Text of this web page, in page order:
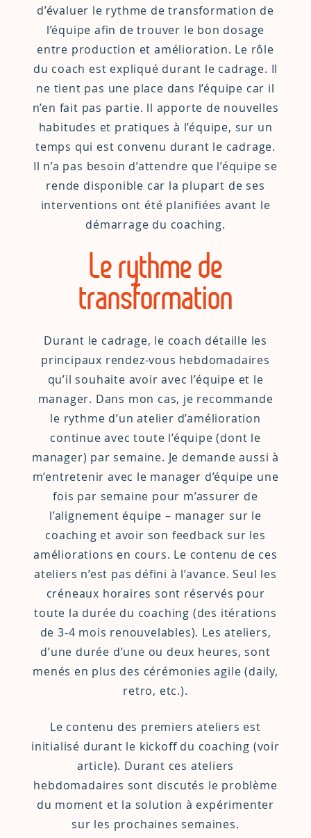
d’évaluer le rythme de transformation de
l’équipe afin de trouver le bon dosage
entre production et amélioration. Le rôle
du coach est expliqué durant le cadrage. Il
ne tient pas une place dans l’équipe car il
n’en fait pas partie. ll apporte de nouvelles
habitudes et pratiques à l’équipe, sur un
temps qui est convenu durant le cadrage.
Il n’a pas besoin d’attendre que l’équipe se
rende disponible car la plupart de ses
interventions ont été planifiées avant le
démarrage du coaching.
Le rythme de
transformation
Durant le cadrage, le coach détaille les
principaux rendez-vous hebdomadaires
qu’il souhaite avoir avec l’équipe et le
manager. Dans mon cas, je recommande
le rythme d’un atelier d’amélioration
continue avec toute l’équipe (dont le
manager) par semaine. Je demande aussi à
m’entretenir avec le manager d’équipe une
fois par semaine pour m’assurer de
l’alignement équipe – manager sur le
coaching et avoir son feedback sur les
améliorations en cours. Le contenu de ces
ateliers n’est pas défini à l’avance. Seul les
créneaux horaires sont réservés pour
toute la durée du coaching (des itérations
de 3-4 mois renouvelables). Les ateliers,
d’une durée d’une ou deux heures, sont
menés en plus des cérémonies agile (daily,
retro, etc.).
Le contenu des premiers ateliers est
initialisé durant le kickoff du coaching (voir
article). Durant ces ateliers
hebdomadaires sont discutés le problème
du moment et la solution à expérimenter
sur les prochaines semaines.